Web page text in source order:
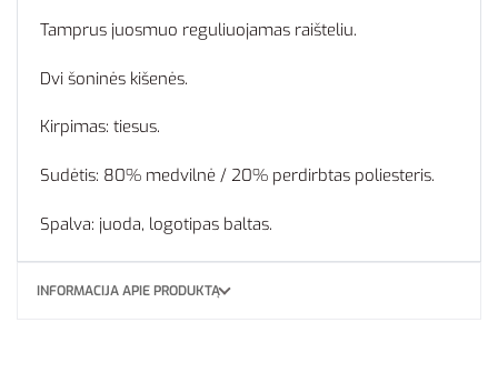
Tamprus juosmuo reguliuojamas raišteliu.
Dvi šoninės kišenės.
Kirpimas: tiesus.
Sudėtis: 80% medvilnė / 20% perdirbtas poliesteris.
Spalva: juoda, logotipas baltas.
INFORMACIJA APIE PRODUKTĄ